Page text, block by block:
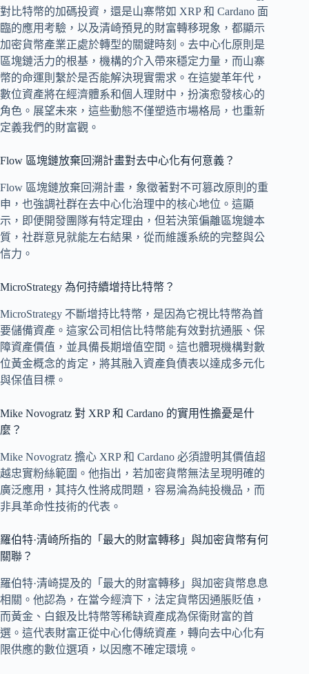
對比特幣的加碼投資，還是山寨幣如 XRP 和 Cardano 面
臨的應用考驗，以及清崎預見的財富轉移現象，都顯示
加密貨幣產業正處於轉型的關鍵時刻。去中心化原則是
區塊鏈活力的根基，機構的介入帶來穩定力量，而山寨
幣的命運則繫於是否能解決現實需求。在這變革年代，
數位資產將在經濟體系和個人理財中，扮演愈發核心的
角色。展望未來，這些動態不僅塑造市場格局，也重新
定義我們的財富觀。
Flow 區塊鏈放棄回溯計畫對去中心化有何意義？
Flow 區塊鏈放棄回溯計畫，象徵著對不可篡改原則的重
申，也強調社群在去中心化治理中的核心地位。這顯
示，即便開發團隊有特定理由，但若決策偏離區塊鏈本
質，社群意見就能左右結果，從而維護系統的完整與公
信力。
MicroStrategy 為何持續增持比特幣？
MicroStrategy 不斷增持比特幣，是因為它視比特幣為首
要儲備資產。這家公司相信比特幣能有效對抗通脹、保
障資產價值，並具備長期增值空間。這也體現機構對數
位黃金概念的肯定，將其融入資產負債表以達成多元化
與保值目標。
Mike Novogratz 對 XRP 和 Cardano 的實用性擔憂是什
麼？
Mike Novogratz 擔心 XRP 和 Cardano 必須證明其價值超
越忠實粉絲範圍。他指出，若加密貨幣無法呈現明確的
廣泛應用，其持久性將成問題，容易淪為純投機品，而
非具革命性技術的代表。
羅伯特·清崎所指的「最大的財富轉移」與加密貨幣有何
關聯？
羅伯特·清崎提及的「最大的財富轉移」與加密貨幣息息
相關。他認為，在當今經濟下，法定貨幣因通脹貶值，
而黃金、白銀及比特幣等稀缺資產成為保衛財富的首
選。這代表財富正從中心化傳統資產，轉向去中心化有
限供應的數位選項，以因應不確定環境。